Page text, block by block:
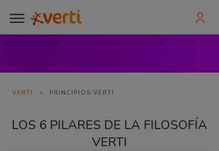
Principios Verti
VERTI > PRINCIPIOS VERTI
LOS 6 PILARES DE LA FILOSOFÍA
VERTI